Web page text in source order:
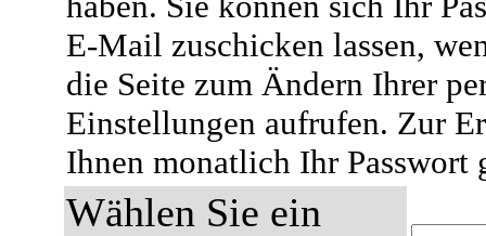
E-Mail zuschicken lassen,
die Seite zum Ändern Ihrer
Einstellungen aufrufen. Zur
Ihnen monatlich Ihr Passwort
Wählen Sie ein